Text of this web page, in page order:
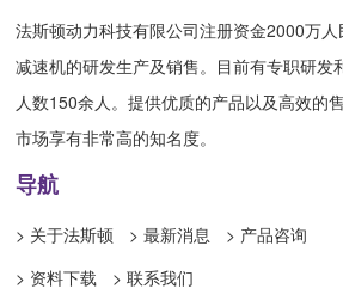
法斯顿动力科技有限公司注册资金2000万
减速机的研发生产及销售。目前有专职研发
人数150余人。提供优质的产品以及高效的
市场享有非常高的知名度。
导航
> 关于法斯顿 > 最新消息
> 产品咨询
> 资料下载
> 联系我们